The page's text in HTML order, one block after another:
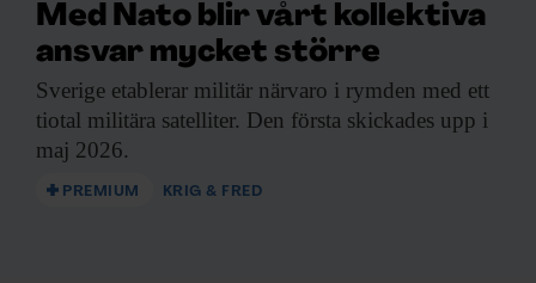
Med Nato blir vårt kollektiva
ansvar mycket större
Sverige etablerar militär närvaro i rymden med ett
tiotal militära satelliter. Den första skickades upp i
maj 2026.
PREMIUM KRIG & FRED